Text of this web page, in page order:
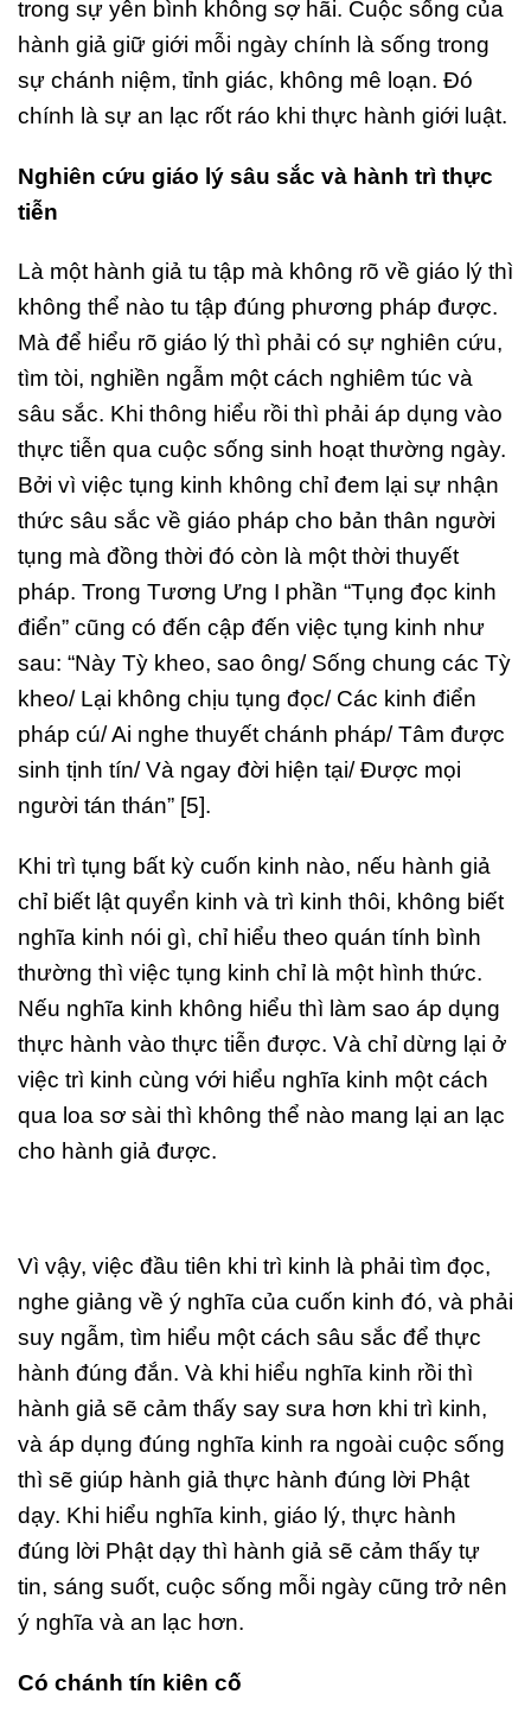
trong sự yên bình không sợ hãi. Cuộc sống của
hành giả giữ giới mỗi ngày chính là sống trong
sự chánh niệm, tỉnh giác, không mê loạn. Đó
chính là sự an lạc rốt ráo khi thực hành giới luật.
Nghiên cứu giáo lý sâu sắc và hành trì thực
tiễn
Là một hành giả tu tập mà không rõ về giáo lý thì
không thể nào tu tập đúng phương pháp được.
Mà để hiểu rõ giáo lý thì phải có sự nghiên cứu,
tìm tòi, nghiền ngẫm một cách nghiêm túc và
sâu sắc. Khi thông hiểu rồi thì phải áp dụng vào
thực tiễn qua cuộc sống sinh hoạt thường ngày.
Bởi vì việc tụng kinh không chỉ đem lại sự nhận
thức sâu sắc về giáo pháp cho bản thân người
tụng mà đồng thời đó còn là một thời thuyết
pháp. Trong Tương Ưng I phần “Tụng đọc kinh
điển” cũng có đến cập đến việc tụng kinh như
sau: “Này Tỳ kheo, sao ông/ Sống chung các Tỳ
kheo/ Lại không chịu tụng đọc/ Các kinh điển
pháp cú/ Ai nghe thuyết chánh pháp/ Tâm được
sinh tịnh tín/ Và ngay đời hiện tại/ Được mọi
người tán thán” [5].
Khi trì tụng bất kỳ cuốn kinh nào, nếu hành giả
chỉ biết lật quyển kinh và trì kinh thôi, không biết
nghĩa kinh nói gì, chỉ hiểu theo quán tính bình
thường thì việc tụng kinh chỉ là một hình thức.
Nếu nghĩa kinh không hiểu thì làm sao áp dụng
thực hành vào thực tiễn được. Và chỉ dừng lại ở
việc trì kinh cùng với hiểu nghĩa kinh một cách
qua loa sơ sài thì không thể nào mang lại an lạc
cho hành giả được.
Vì vậy, việc đầu tiên khi trì kinh là phải tìm đọc,
nghe giảng về ý nghĩa của cuốn kinh đó, và phải
suy ngẫm, tìm hiểu một cách sâu sắc để thực
hành đúng đắn. Và khi hiểu nghĩa kinh rồi thì
hành giả sẽ cảm thấy say sưa hơn khi trì kinh,
và áp dụng đúng nghĩa kinh ra ngoài cuộc sống
thì sẽ giúp hành giả thực hành đúng lời Phật
dạy. Khi hiểu nghĩa kinh, giáo lý, thực hành
đúng lời Phật dạy thì hành giả sẽ cảm thấy tự
tin, sáng suốt, cuộc sống mỗi ngày cũng trở nên
ý nghĩa và an lạc hơn.
Có chánh tín kiên cố